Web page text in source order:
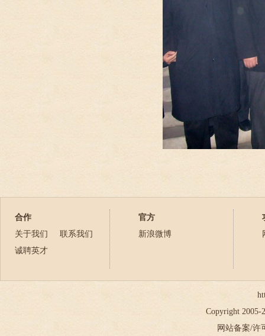
合作
关于我们
联系我们
诚聘英才
官方
新浪微博
Copyright 2005-
网站备案/许